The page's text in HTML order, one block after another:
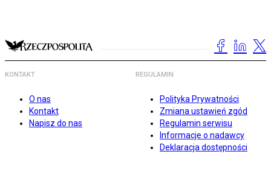
KONTAKT
O nas
Kontakt
Napisz do nas
REGULAMIN
Polityka Prywatności
Zmiana ustawień zgód
Regulamin serwisu
Informacje o nadawcy
Deklaracja dostępności